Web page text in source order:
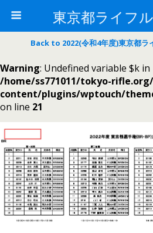
東京都ライフ
Back to 2022(令和4年度)東京都ラ
Warning: Undefined variable $k in
/home/ss771011/tokyo-
content/plugins/wptouch/
on line 21